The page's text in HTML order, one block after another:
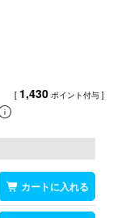
[ 1,430 ポイント付与 ]